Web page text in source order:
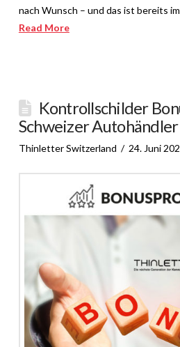
nach Wunsch – und das ist bereits
Read More
Kontrollschilder
Schweizer Autohändler
Thinletter Switzerland 24. Juni